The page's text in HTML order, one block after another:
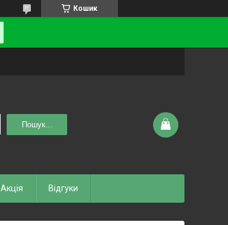
Кошик
Пошук...
Акція Відгуки